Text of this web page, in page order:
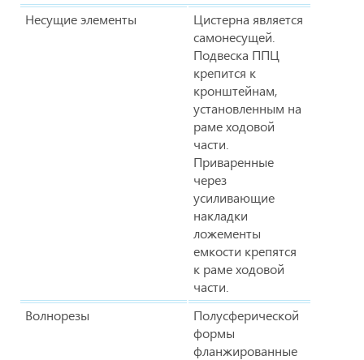
Несущие элементы
Цистерна является
самонесущей.
Подвеска ППЦ
крепится к
кронштейнам,
установленным на
раме ходовой
части.
Приваренные
через
усиливающие
накладки
ложементы
емкости крепятся
к раме ходовой
части.
Волнорезы
Полусферической
формы
фланжированные